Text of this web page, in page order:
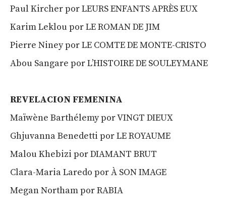
Paul Kircher por LEURS ENFANTS APRÈS EUX
Karim Leklou por LE ROMAN DE JIM
Pierre Niney por LE COMTE DE MONTE-CRISTO
Abou Sangare por L’HISTOIRE DE SOULEYMANE
REVELACION FEMENINA
Maïwène Barthélemy por VINGT DIEUX
Ghjuvanna Benedetti por LE ROYAUME
Malou Khebizi por DIAMANT BRUT
Clara-Maria Laredo por À SON IMAGE
Megan Northam por RABIA